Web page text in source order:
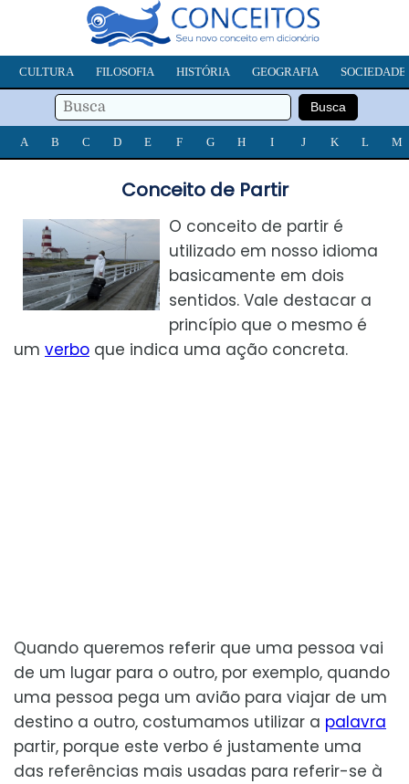
CULTURA FILOSOFIA HISTÓRIA GEOGRAFIA SOCIEDADE
A B C D E F G H I J K L M
Conceito de Partir
O conceito de partir é
utilizado em nosso idioma
basicamente em dois
sentidos. Vale destacar a
princípio que o mesmo é
um verbo que indica uma ação concreta.
Quando queremos referir que uma pessoa vai
de um lugar para o outro, por exemplo, quando
uma pessoa pega um avião para viajar de um
destino a outro, costumamos utilizar a palavra
partir, porque este verbo é justamente uma
das referências mais usadas para referir-se à